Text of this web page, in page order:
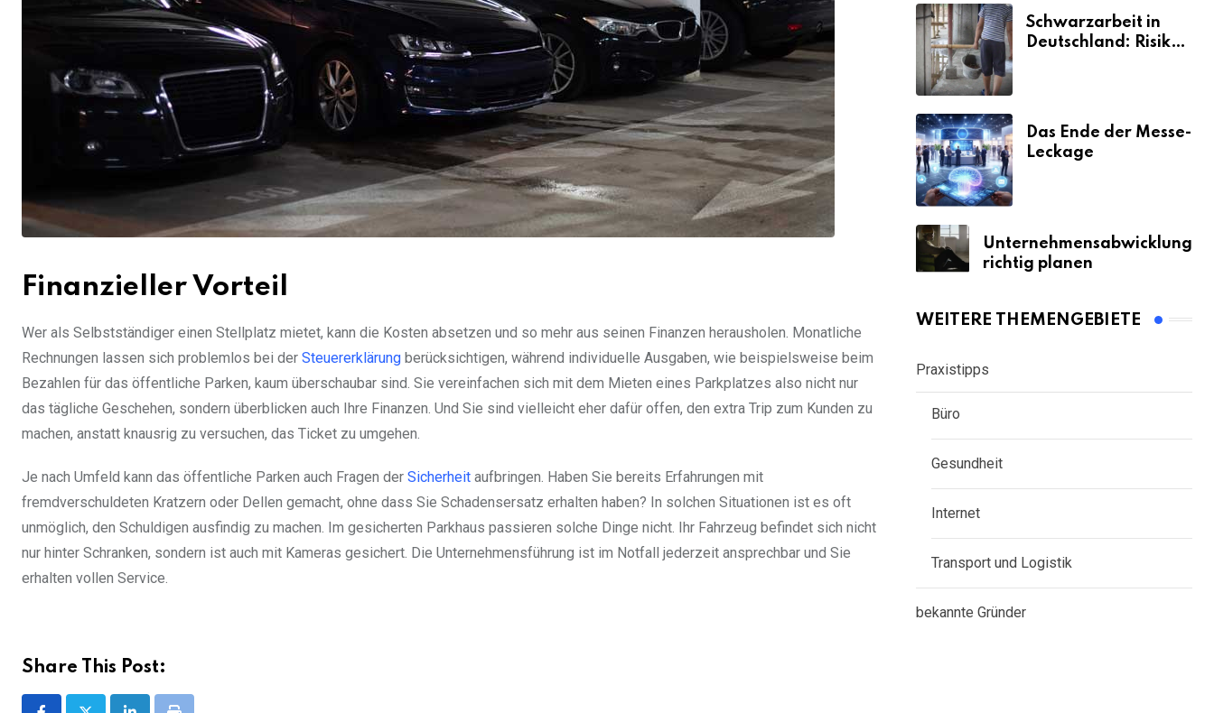
Finanzieller Vorteil
Wer als Selbstständiger einen Stellplatz mietet, kann die Kosten absetzen und so mehr aus seinen Finanzen herausholen. Monatliche
Rechnungen lassen sich problemlos bei der Steuererklärung berücksichtigen, während individuelle Ausgaben, wie beispielsweise beim
Bezahlen für das öffentliche Parken, kaum überschaubar sind. Sie vereinfachen sich mit dem Mieten eines Parkplatzes also nicht nur
das tägliche Geschehen, sondern überblicken auch Ihre Finanzen. Und Sie sind vielleicht eher dafür offen, den extra Trip zum Kunden zu
machen, anstatt knausrig zu versuchen, das Ticket zu umgehen.
Je nach Umfeld kann das öffentliche Parken auch Fragen der Sicherheit aufbringen. Haben Sie bereits Erfahrungen mit
fremdverschuldeten Kratzern oder Dellen gemacht, ohne dass Sie Schadensersatz erhalten haben? In solchen Situationen ist es oft
unmöglich, den Schuldigen ausfindig zu machen. Im gesicherten Parkhaus passieren solche Dinge nicht. Ihr Fahrzeug befindet sich nicht
nur hinter Schranken, sondern ist auch mit Kameras gesichert. Die Unternehmensführung ist im Notfall jederzeit ansprechbar und Sie
erhalten vollen Service.
Share This Post:
Schwarzarbeit in
Deutschland: Risiken
Das Ende der Messe-
Leckage
Unternehmensabwicklung
richtig planen
WEITERE THEMENGEBIETE
Praxistipps
Büro
Gesundheit
Internet
Transport und Logistik
bekannte Gründer